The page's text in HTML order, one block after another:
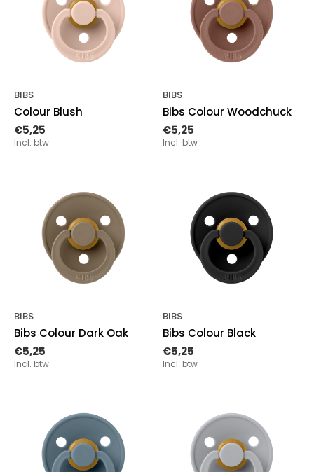
BIBS
Colour Blush
€5,25
Incl. btw
BIBS
Bibs Colour Woodchuck
€5,25
Incl. btw
BIBS
Bibs Colour Dark Oak
€5,25
Incl. btw
BIBS
Bibs Colour Black
€5,25
Incl. btw